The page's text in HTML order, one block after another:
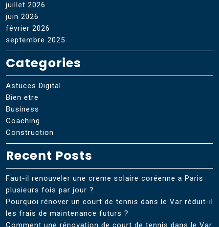
juillet 2026
juin 2026
février 2026
septembre 2025
Categories
Astuces Digital
Bien etre
Business
Coaching
Construction
Recent Posts
Faut-il renouveler une creme solaire coréenne a Paris
plusieurs fois par jour ?
Pourquoi rénover un court de tennis dans le Var réduit-il
les frais de maintenance futurs ?
Comment une rénovation de court de tennis dans le Var